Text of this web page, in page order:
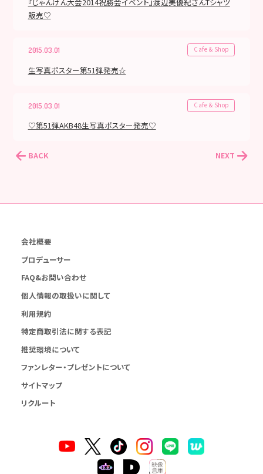
販売♡
2015.03.01 Cafe & Shop
生写真ポスター第51弾発売☆
2015.03.01 Cafe & Shop
♡第51弾AKB48生写真ポスター発売♡
BACK NEXT
会社概要
プロデューサー
FAQ&お問い合わせ
個人情報の取扱いに関して
利用規約
特定商取引法に関する表記
推奨環境について
ファンレター・プレゼントについて
サイトマップ
リクルート